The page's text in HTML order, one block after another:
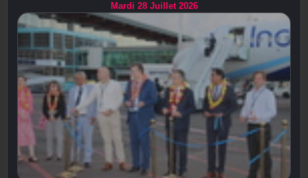
Mardi 28 Juillet 2026